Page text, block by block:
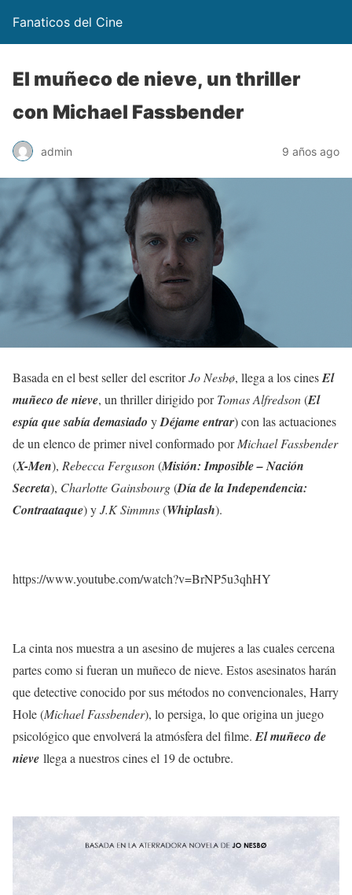
Fanaticos del Cine
El muñeco de nieve, un thriller
con Michael Fassbender
admin 9 años ago
Basada en el best seller del escritorJo Nesbø, llega a los cinesEl
muñeco de nieve, un thriller dirigido porTomas Alfredson(El
espía que sabía demasiado yDéjame entrar) con las actuaciones
de un elenco de primer nivel conformado porMichael Fassbender
(X-Men), Rebecca Ferguson(Misión: Imposible – Nación
Secreta), Charlotte Gainsbourg(Día de la Independencia:
Contraataque) yJ.K Simmns(Whiplash).
https://www.youtube.com/watch?v=BrNP5u3qhHY
La cinta nos muestra a un asesino de mujeres a las cuales cercena
partes como si fueran un muñeco de nieve. Estos asesinatos harán
que detective conocido por sus métodos no convencionales, Harry
Hole (Michael Fassbender), lo persiga, lo que origina un juego
psicológico que envolverá la atmósfera del filme. El muñeco de
nieve llega a nuestros cines el 19 de octubre.